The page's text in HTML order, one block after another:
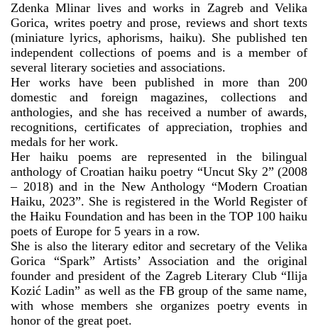
Zdenka Mlinar lives and works in Zagreb and Velika
Gorica, writes poetry and prose, reviews and short texts
(miniature lyrics, aphorisms, haiku). She published ten
independent collections of poems and is a member of
several literary societies and associations.
Her works have been published in more than 200
domestic and foreign magazines, collections and
anthologies, and she has received a number of awards,
recognitions, certificates of appreciation, trophies and
medals for her work.
Her haiku poems are represented in the bilingual
anthology of Croatian haiku poetry “Uncut Sky 2” (2008
– 2018) and in the New Anthology “Modern Croatian
Haiku, 2023”. She is registered in the World Register of
the Haiku Foundation and has been in the TOP 100 haiku
poets of Europe for 5 years in a row.
She is also the literary editor and secretary of the Velika
Gorica “Spark” Artists’ Association and the original
founder and president of the Zagreb Literary Club “Ilija
Kozić Ladin” as well as the FB group of the same name,
with whose members she organizes poetry events in
honor of the great poet.